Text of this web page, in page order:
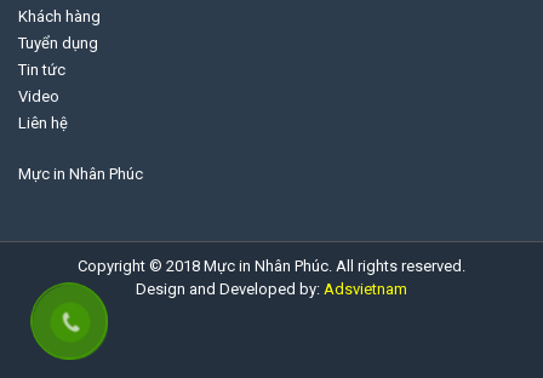
Khách hàng
Tuyển dụng
Tin tức
Video
Liên hệ
Mực in Nhân Phúc
Copyright © 2018 Mực in Nhân Phúc. All rights reserved.
Design and Developed by: Adsvietnam